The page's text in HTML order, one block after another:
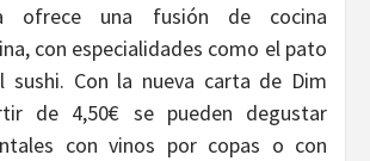
ofrece una fusión de cocina
con especialidades como el pato
sushi. Con la nueva carta de Dim
de 4,50€ se pueden degustar
con vinos por copas o con